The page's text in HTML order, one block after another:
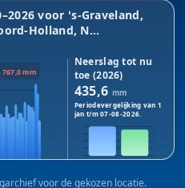
voor 's-Graveland,
Holland, N...
2025
mm
Neerslag tot nu
toe (2026)
435,6 mm
Periodevergelijking van 1
jan t/m07-08-2026.
2026 2025
Dit jaar: 435,6
mm · Vorig
jaar:389,3mm
voor de gekozen locatie.